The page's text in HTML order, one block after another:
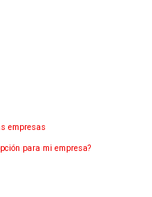
empresas
para mi empresa?